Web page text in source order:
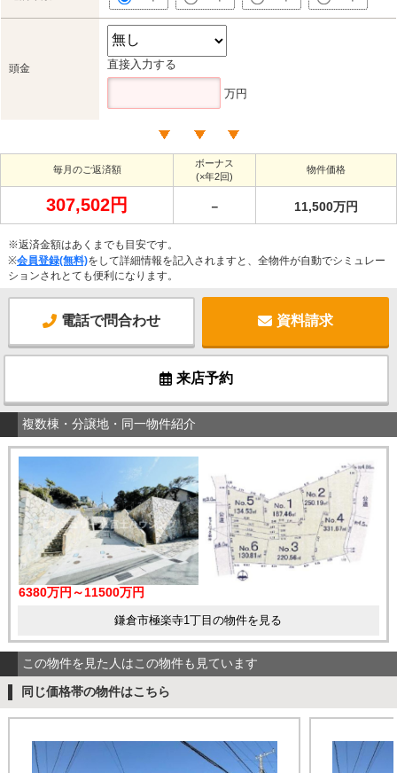
頭金 直接入力する
万円
毎月のご返済額
ボーナス
(×年2回)
物件価格
307,502円 － 11,500万円
※返済金額はあくまでも目安です。
※会員登録(無料)をして詳細情報を記入されますと、全物件が自動でシミュレー
ションされとても便利になります。
電話で問合わせ 資料請求
来店予約
複数棟・分譲地・同一物件紹介
6380万円～11500万円
鎌倉市極楽寺1丁目の物件を見る
この物件を見た人はこの物件も見ています
同じ価格帯の物件はこちら